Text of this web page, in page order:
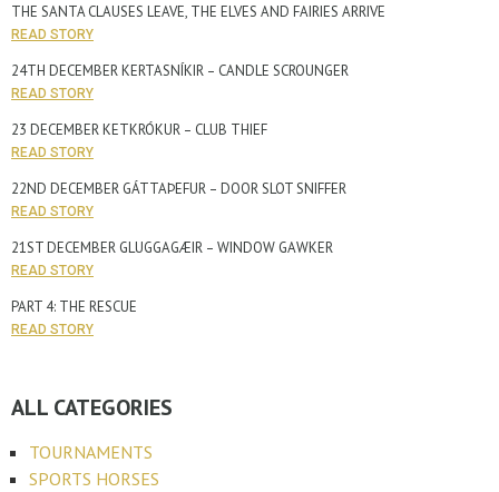
THE SANTA CLAUSES LEAVE, THE ELVES AND FAIRIES ARRIVE
READ STORY
24TH DECEMBER KERTASNÍKIR – CANDLE SCROUNGER
READ STORY
23 DECEMBER KETKRÓKUR – CLUB THIEF
READ STORY
22ND DECEMBER GÁTTAÞEFUR – DOOR SLOT SNIFFER
READ STORY
21ST DECEMBER GLUGGAGÆIR – WINDOW GAWKER
READ STORY
PART 4: THE RESCUE
READ STORY
ALL CATEGORIES
TOURNAMENTS
SPORTS HORSES